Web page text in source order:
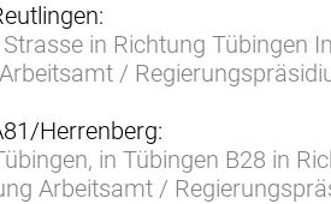
in Richtung Tübingen
/
Herrenberg:
in Tübingen B28 in
Arbeitsamt /